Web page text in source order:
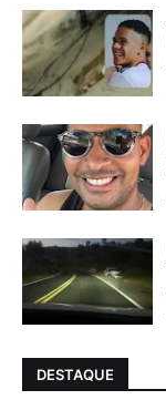
DESTAQUE